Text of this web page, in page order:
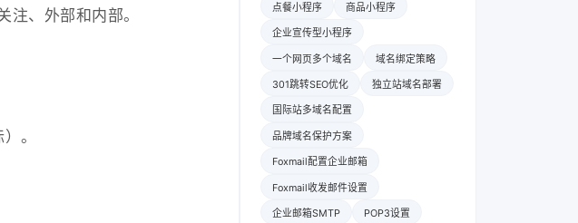
、外部和内部。
。
点餐小程序 商品小程序
企业宣传型小程序
一个网页多个域名 域名绑定策略
301跳转SEO优化 独立站域名部署
国际站多域名配置
品牌域名保护方案
Foxmail配置企业邮箱
Foxmail收发邮件设置
企业邮箱SMTP POP3设置